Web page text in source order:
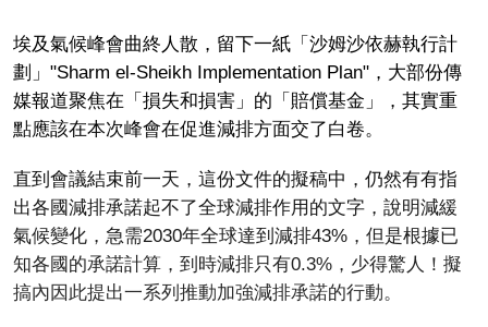
埃及氣候峰會曲終人散，留下一紙「沙姆沙依赫執行計
劃」"Sharm el-Sheikh Implementation Plan"，大部份傳
媒報道聚焦在「損失和損害」的「賠償基金」，其實重
點應該在本次峰會在促進減排方面交了白卷。
直到會議結束前一天，這份文件的擬稿中，仍然有有指
出各國減排承諾起不了全球減排作用的文字，說明減緩
氣候變化，急需2030年全球達到減排43%，但是根據已
知各國的承諾計算，到時減排只有0.3%，少得驚人！擬
搞內因此提出一系列推動加強減排承諾的行動。